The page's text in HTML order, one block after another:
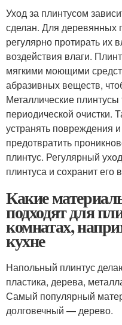
Уход за плинтусом
сделан. Для деревянных
регулярно протирать их
воздействия влаги.
мягкими моющими
абразивных веществ,
Металлические
периодической очистки.
устранять повреждения
предотвратить
плинтус. Регулярный
плинтуса и сохранит его
Какие
подходят для
комнатах,
кухне
Напольный плинтус
пластика, дерева,
Самый популярный
долговечный — дерево.